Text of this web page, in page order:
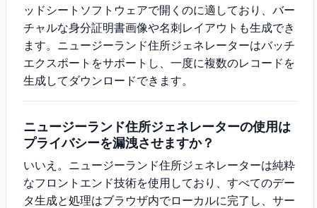
ッドシートソフトウェアで開くのに適しており、バー
チャルな身分証明書画像や名刺レイアウトも生成でき
ます。ニュージーランド住所ジェネレーターはバッチ
エクスポートをサポートし、一度に複数のレコードを
生成してダウンロードできます。
ニュージーランド住所ジェネレーターの使用は
プライバシーを漏洩させますか？
いいえ。ニュージーランド住所ジェネレーターは純粋
なフロントエンド技術を使用しており、すべてのデー
タ生成と処理はブラウザ内でローカルに完了し、サー